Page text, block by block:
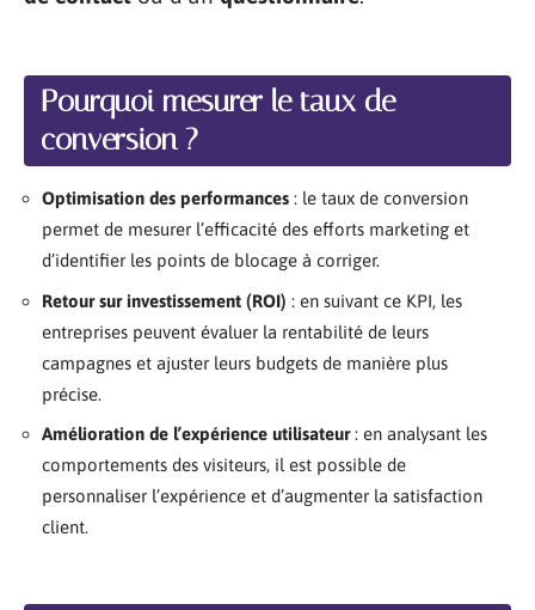
Pourquoi mesurer le taux de
conversion ?
Optimisation des performances : le taux de conversion
permet de mesurer l’efficacité des efforts marketing et
d’identifier les points de blocage à corriger.
Retour sur investissement (ROI) : en suivant ce KPI, les
entreprises peuvent évaluer la rentabilité de leurs
campagnes et ajuster leurs budgets de manière plus
précise.
Amélioration de l’expérience utilisateur: en analysant les
comportements des visiteurs, il est possible de
personnaliser l’expérience et d’augmenter la satisfaction
client.